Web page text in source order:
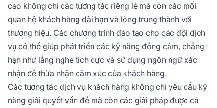
cao không chỉ các tương tác riêng lẻ mà còn các mối
quan hệ khách hàng dài hạn và lòng trung thành với
thương hiệu. Các chương trình đào tạo cho các đội dịch
vụ có thể giúp phát triển các kỹ năng đồng cảm, chẳng
hạn như lắng nghe tích cực và sử dụng ngôn ngữ xác
nhận để thừa nhận cảm xúc của khách hàng.
Các tương tác dịch vụ khách hàng không chỉ yêu cầu kỹ
năng giải quyết vấn đề mà còn các giải pháp được cá